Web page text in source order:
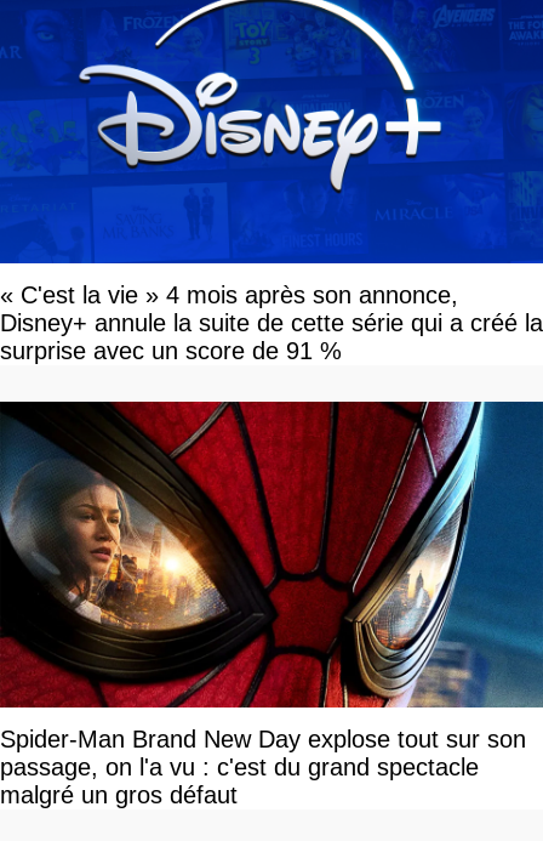
« C'est la vie » 4 mois après son annonce,
Disney+ annule la suite de cette série qui a créé la
surprise avec un score de 91 %
Spider-Man Brand New Day explose tout sur son
passage, on l'a vu : c'est du grand spectacle
malgré un gros défaut